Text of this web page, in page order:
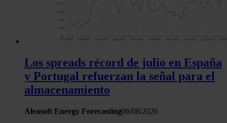
Los spreads récord de julio en España
y Portugal refuerzan la señal para el
almacenamiento
Aleasoft Energy Forecasting06/08/2026